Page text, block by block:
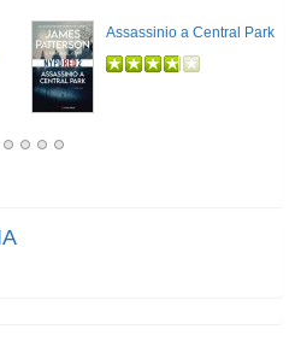
Assassinio a Central Park